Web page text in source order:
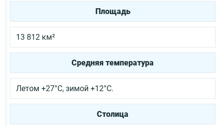
Площадь
13 812 км²
Средняя температура
Летом +27°С, зимой +12°С.
Столица